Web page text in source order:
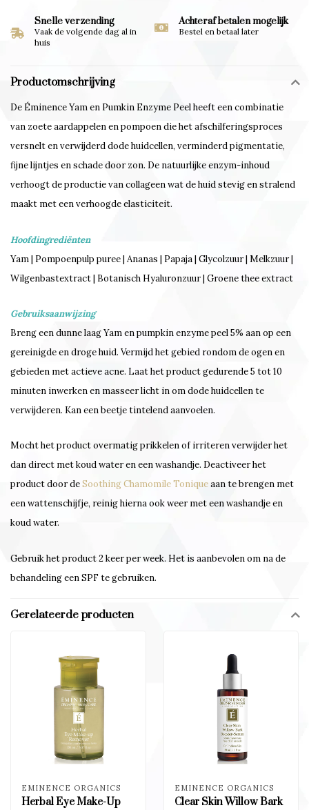
Snelle verzending
Vaak de volgende dag al in
huis
Achteraf betalen mogelijk
Bestel en betaal later
Productomschrijving
De Éminence Yam en Pumkin Enzyme Peel heeft een combinatie
van zoete aardappelen en pompoen die het afschilferingsproces
versnelt en verwijderd dode huidcellen, verminderd pigmentatie,
fijne lijntjes en schade door zon. De natuurlijke enzym-inhoud
verhoogt de productie van collageen wat de huid stevig en stralend
maakt met een verhoogde elasticiteit.
Hoofdingrediënten
Yam | Pompoenpulp puree | Ananas | Papaja | Glycolzuur | Melkzuur |
Wilgenbastextract | Botanisch Hyaluronzuur | Groene thee extract
Gebruiksaanwijzing
Breng een dunne laag Yam en pumpkin enzyme peel 5% aan op een
gereinigde en droge huid. Vermijd het gebied rondom de ogen en
gebieden met actieve acne. Laat het product gedurende 5 tot 10
minuten inwerken en masseer licht in om dode huidcellen te
verwijderen. Kan een beetje tintelend aanvoelen.
Mocht het product overmatig prikkelen of irriteren verwijder het
dan direct met koud water en een washandje. Deactiveer het
product door deSoothing Chamomile Toniqueaan te brengen met
een wattenschijfje, reinig hierna ook weer met een washandje en
koud water.
Gebruik het product 2 keer per week. Het is aanbevolen om na de
behandeling een SPF te gebruiken.
Gerelateerde producten
EMINENCE ORGANICS
Herbal Eye Make-Up
EMINENCE ORGANICS
Clear Skin Willow Bark